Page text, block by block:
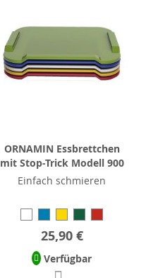
ORNAMIN Essbrettchen
mit Stop-Trick Modell 900
Einfach schmieren
25,90 €
Verfügbar